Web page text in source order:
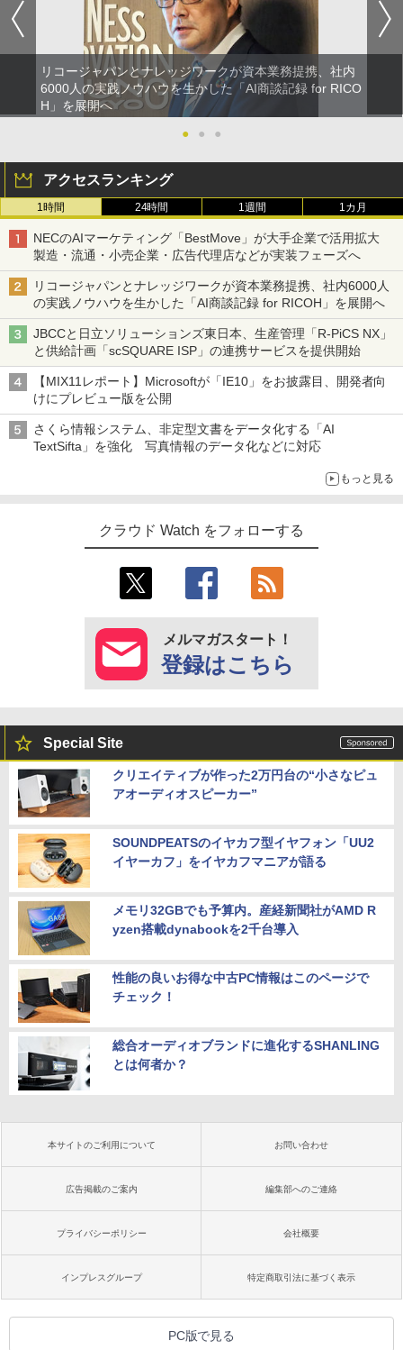
リコージャパンとナレッジワークが資本業務提携、社内
6000人の実践ノウハウを生かした「AI商談記録 for RICO
H」を展開へ
●
● ●
アクセスランキング
1時間 24時間 1週間 1カ月
NECのAIマーケティング「BestMove」が大手企業で活用拡大
製造・流通・小売企業・広告代理店などが実装フェーズへ
リコージャパンとナレッジワークが資本業務提携、社内6000人
の実践ノウハウを生かした「AI商談記録 for RICOH」を展開へ
JBCCと日立ソリューションズ東日本、生産管理「R-PiCS NX」
と供給計画「scSQUARE ISP」の連携サービスを提供開始
【MIX11レポート】Microsoftが「IE10」をお披露目、開発者向
けにプレビュー版を公開
さくら情報システム、非定型文書をデータ化する「AI
TextSifta」を強化 写真情報のデータ化などに対応
もっと見る
クラウド Watch をフォローする
メルマガスタート！
登録はこちら
Special Site
クリエイティブが作った2万円台の“小さなピュ
アオーディオスピーカー”
SOUNDPEATSのイヤカフ型イヤフォン「UU2
イヤーカフ」をイヤカフマニアが語る
メモリ32GBでも予算内。産経新聞社がAMD R
yzen搭載dynabookを2千台導入
性能の良いお得な中古PC情報はこのページで
チェック！
総合オーディオブランドに進化するSHANLING
とは何者か？
本サイトのご利用について お問い合わせ
広告掲載のご案内 編集部へのご連絡
プライバシーポリシー 会社概要
インプレスグループ 特定商取引法に基づく表示
PC版で見る